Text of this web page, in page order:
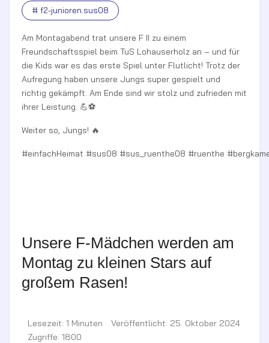
# f2-junioren.sus08
Am Montagabend trat unsere F II zu einem
Freundschaftsspiel beim TuS Lohauserholz an – und für
die Kids war es das erste Spiel unter Flutlicht! Trotz der
Aufregung haben unsere Jungs super gespielt und
richtig gekämpft. Am Ende sind wir stolz und zufrieden mit
ihrer Leistung. 💪⚽
Weiter so, Jungs! 🔥
#einfachHeimat #sus08 #sus_ruenthe08 #ruenthe
Unsere F-Mädchen werden am
Montag zu kleinen Stars auf
großem Rasen!
Lesezeit: 1 Minuten
Veröffentlicht: 25. Oktober 2024
Zugriffe: 1800